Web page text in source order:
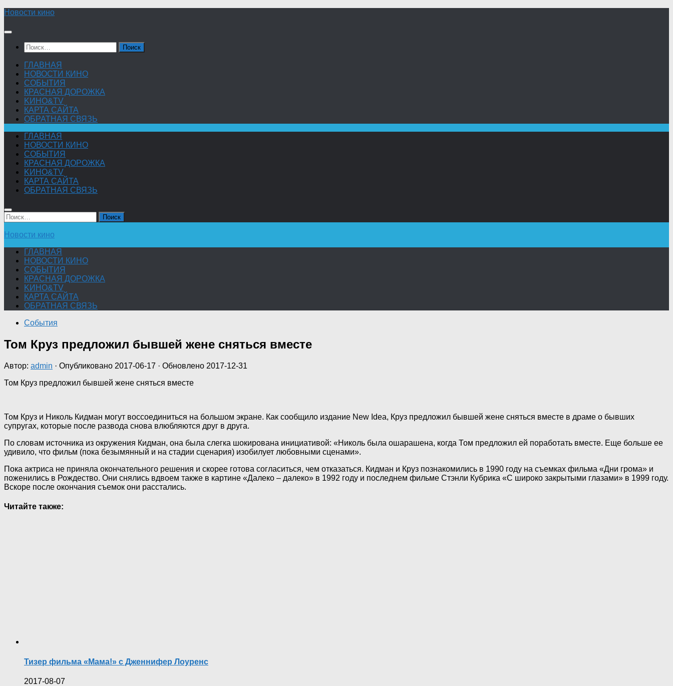
Skip
content
Новости кино
Найти:
ГЛАВНАЯ
НОВОСТИ КИНО
СОБЫТИЯ
КРАСНАЯ ДОРОЖКА
KИНО&TV
КАРТА САЙТА
ОБРАТНАЯ СВЯЗЬ
ГЛАВНАЯ
НОВОСТИ КИНО
СОБЫТИЯ
КРАСНАЯ ДОРОЖКА
KИНО&TV
КАРТА САЙТА
ОБРАТНАЯ СВЯЗЬ
Найти:
Новости кино
ГЛАВНАЯ
НОВОСТИ КИНО
СОБЫТИЯ
КРАСНАЯ ДОРОЖКА
KИНО&TV
КАРТА САЙТА
ОБРАТНАЯ СВЯЗЬ
События
Том Круз предложил бывшей жене сняться вместе
Автор: admin · Опубликовано 2017-06-17 · Обновлено 2017-12-31
Том Круз предложил бывшей жене сняться вместе
Том Круз и Николь Кидман могут воссоединиться на большом экране. Как сообщило издание New Idea, Круз предложил бывшей жене сняться вместе в драме о бывших
супругах, которые после развода снова влюбляются друг в друга.
По словам источника из окружения Кидман, она была слегка шокирована инициативой: «Николь была ошарашена, когда Том предложил ей поработать вместе. Еще больше ее
удивило, что фильм (пока безымянный и на стадии сценария) изобилует любовными сценами».
Пока актриса не приняла окончательного решения и скорее готова согласиться, чем отказаться. Кидман и Круз познакомились в 1990 году на съемках фильма «Дни грома» и
поженились в Рождество. Они снялись вдвоем также в картине «Далеко – далеко» в 1992 году и последнем фильме Стэнли Кубрика «С широко закрытыми глазами» в 1999 году.
Вскоре после окончания съемок они расстались.
Читайте также:
Тизер фильма «Мама!» с Дженнифер Лоуренс
2017-08-07